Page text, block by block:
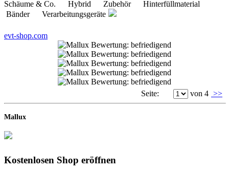
Schäume & Co. Hybrid Zubehör Hinterfüllmaterial
Bänder Verarbeitungsgeräte
evt-shop.com
Seite: von 4 >>
Mallux
Kostenlosen Shop eröffnen